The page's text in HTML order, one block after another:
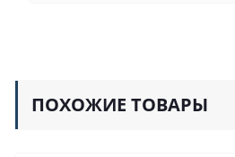
ПОХОЖИЕ ТОВАРЫ